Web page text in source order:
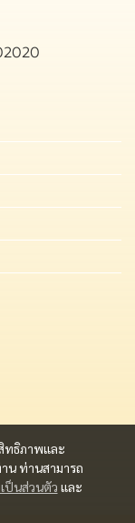
ทธิภาพและ
น ท่านสามารถ
ป็นส่วนตัว และ